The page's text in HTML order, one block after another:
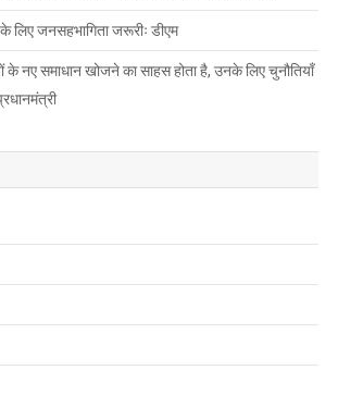
लिए जनसहभागिता जरूरीः डीएम
के नए समाधान खोजने का साहस होता है, उनके लिए चुनौतियाँ